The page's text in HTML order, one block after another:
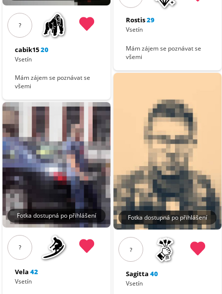
?
cabik1520
Vsetín
Mám zájem se poznávat se
všemi
Fotka dostupná po přihlášení
?
Vela 42
Vsetín
Rostis29
Vsetín
Mám zájem se poznávat se
všemi
Fotka dostupná po přihlášení
?
Sagitta 40
Vsetín